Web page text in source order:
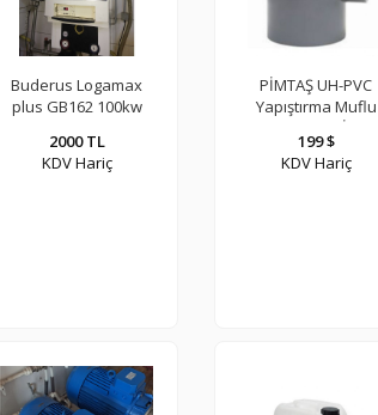
Buderus Logamax
plus GB162 100kw
Kazan
2000 TL
KDV Hariç
PİMTAŞ UH-PVC
Yapıştırma Muflu
280X225X280 İnegal
Te
199 $
KDV Hariç